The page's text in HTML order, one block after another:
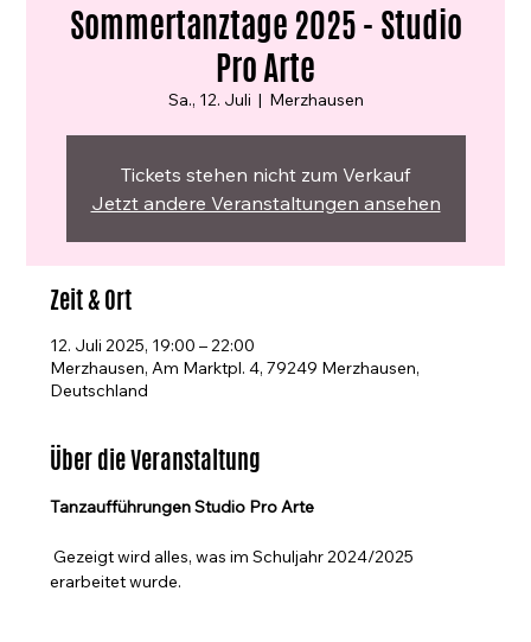
Sommertanztage 2025 - Studio
Pro Arte
Sa., 12. Juli
  |
Merzhausen
Tickets stehen nicht zum Verkauf
Jetzt andere Veranstaltungen ansehen
Zeit & Ort
12. Juli 2025, 19:00 – 22:00
Merzhausen, Am Marktpl. 4, 79249 Merzhausen,
Deutschland
Über die Veranstaltung
Tanzaufführungen Studio Pro Arte
Gezeigt wird alles, was im Schuljahr 2024/2025
erarbeitet wurde.